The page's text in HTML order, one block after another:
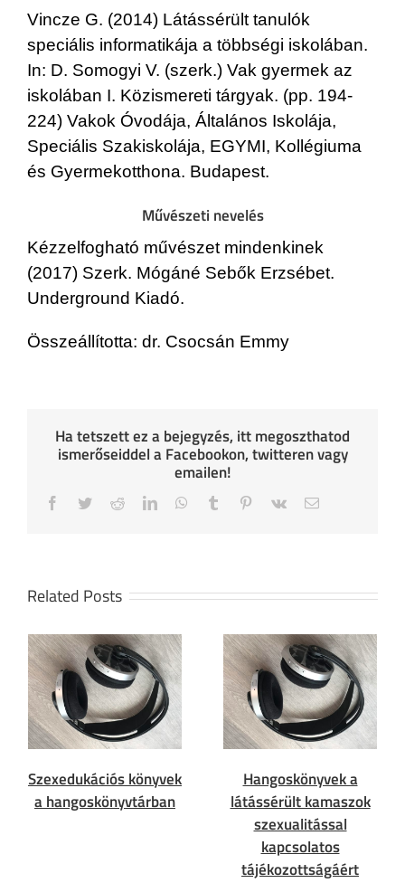
Vincze G. (2014) Látássérült tanulók
speciális informatikája a többségi iskolában.
In: D. Somogyi V. (szerk.) Vak gyermek az
iskolában I. Közismereti tárgyak. (pp. 194-
224) Vakok Óvodája, Általános Iskolája,
Speciális Szakiskolája, EGYMI, Kollégiuma
és Gyermekotthona. Budapest.
Művészeti nevelés
Kézzelfogható művészet mindenkinek
(2017) Szerk. Mógáné Sebők Erzsébet.
Underground Kiadó.
Összeállította: dr. Csocsán Emmy
Ha tetszett ez a bejegyzés, itt megoszthatod
ismerőseiddel a Facebookon, twitteren vagy
emailen!
Facebook
TwitterRedditLinkedInWhatsApp
Tumblr Pinterest
Vk Email
Related Posts
Szexedukációs könyvek
a hangoskönyvtárban
Hangoskönyvek a
látássérült kamaszok
szexualitással
kapcsolatos
tájékozottságáért